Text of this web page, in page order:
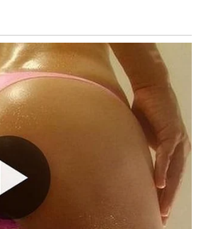
tvoju želju za promenom.
planovima i novim pravcima.
slobode i prostora za rast. U ljubavi
Ova sedmica počinje tako
smeš zaboraviti svoje snove, čak ni
ozbiljno, ali stabilno. Fokusiran
i dugoročne planove. Ovo je dobar
važnih odluka vezanih za posao ili